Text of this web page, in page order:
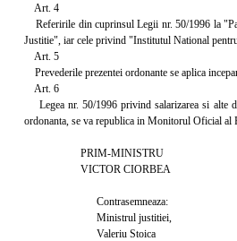
Art. 4
Referirile din cuprinsul Legii nr. 50/1996 la
Justitie", iar cele privind "Institutul National
Art. 5
Prevederile prezentei ordonante se aplica
Art. 6
Legea nr. 50/1996 privind salarizarea si alte
ordonanta, se va republica in Monitorul Oficial al
PRIM-MINISTRU
VICTOR CIORBEA
Contrasemneaza:
Ministrul justitiei,
Valeriu Stoica